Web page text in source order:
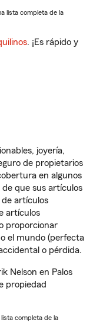
lista completa de la
. ¡Es rápido y
joyería,
de propietarios
en algunos
de que sus artículos
artículos
artículos
proporcionar
el mundo (perfecta
o pérdida.
Nelson en Palos
propiedad
completa de la